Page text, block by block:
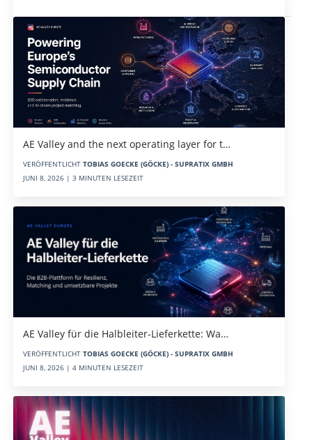
AE Valley and the next operating layer for t…
VERÖFFENTLICHT TOBIAS GOECKE (GÖCKE) - SUPRATIX GMBH
JUNI 8, 2026 | 3 MINUTEN LESEZEIT
AE Valley für die Halbleiter-Lieferkette: Wa…
VERÖFFENTLICHT TOBIAS GOECKE (GÖCKE) - SUPRATIX GMBH
JUNI 8, 2026 | 4 MINUTEN LESEZEIT